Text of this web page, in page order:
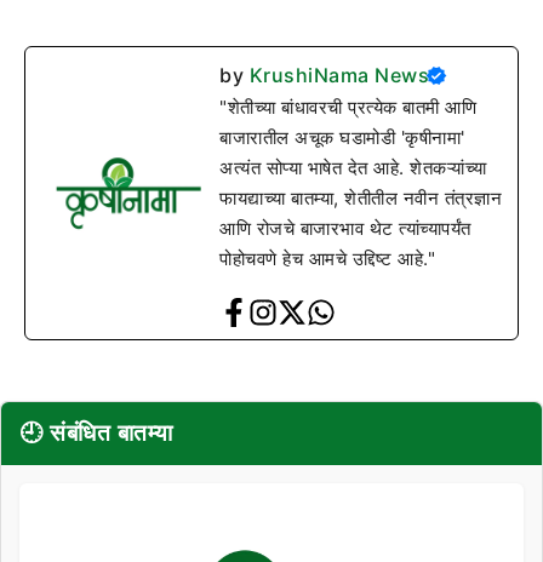
by KrushiNama News
"शेतीच्या बांधावरची प्रत्येक बातमी आणि
बाजारातील अचूक घडामोडी 'कृषीनामा'
अत्यंत सोप्या भाषेत देत आहे. शेतकऱ्यांच्या
फायद्याच्या बातम्या, शेतीतील नवीन तंत्रज्ञान
आणि रोजचे बाजारभाव थेट त्यांच्यापर्यंत
पोहोचवणे हेच आमचे उद्दिष्ट आहे."
🕘 संबंधित बातम्या